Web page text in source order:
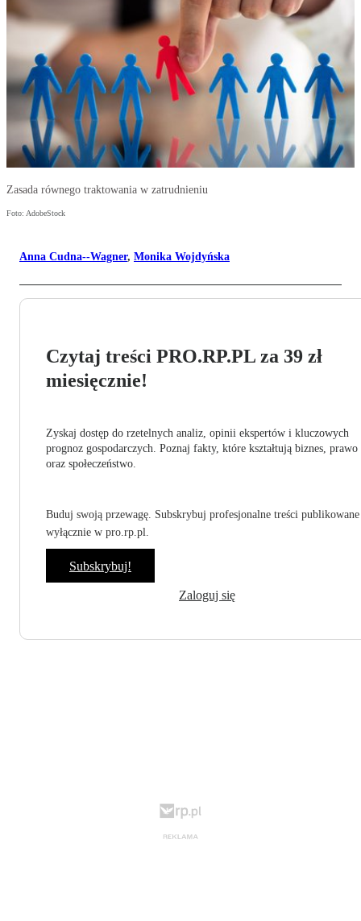
Zasada równego traktowania w zatrudnieniu
Foto: AdobeStock
Anna Cudna--Wagner, Monika Wojdyńska
Czytaj treści PRO.RP.PL za 39 zł
miesięcznie!
Zyskaj dostęp do rzetelnych analiz, opinii ekspertów i kluczowych
prognoz gospodarczych. Poznaj fakty, które kształtują biznes, prawo
oraz społeczeństwo.
Buduj swoją przewagę. Subskrybuj profesjonalne treści publikowane
wyłącznie w pro.rp.pl.
Subskrybuj!
Zaloguj się